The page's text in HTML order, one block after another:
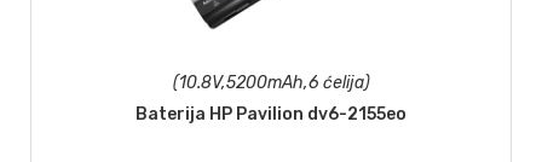
(10.8V,5200mAh,6 ćelija)
Baterija HP Pavilion dv6-2155eo